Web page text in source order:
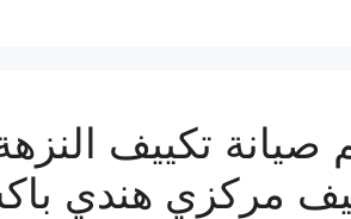
مركزي هندي